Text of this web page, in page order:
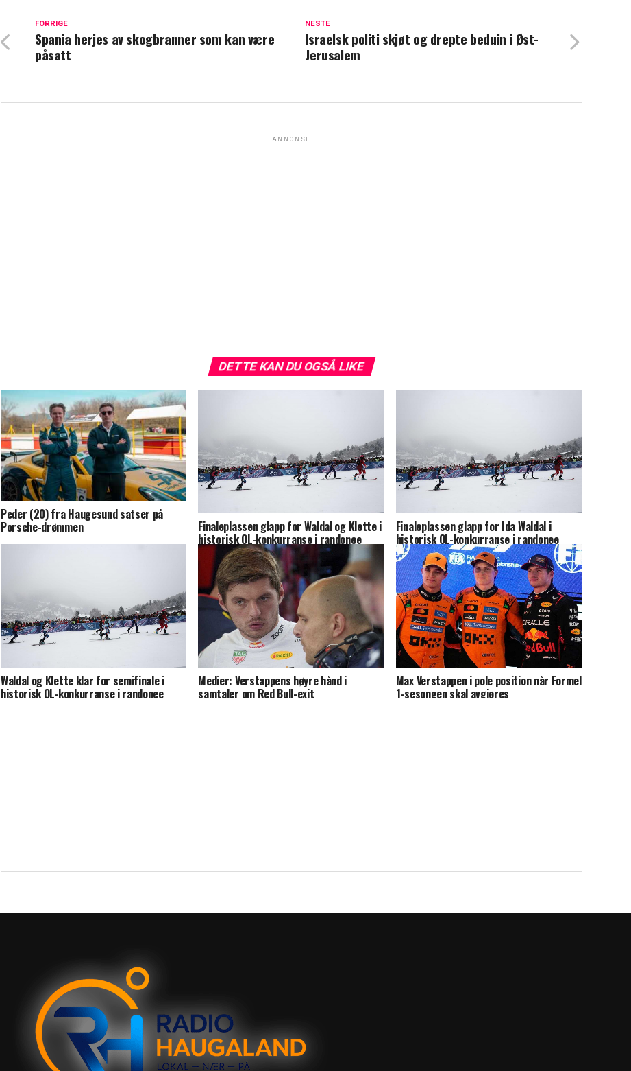
NESTE
Israelsk politi skjøt og drepte beduin i Øst-
Jerusalem
FORRIGE
Spania herjes av skogbranner som kan være
påsatt
ANNONSE
DETTE KAN DU OGSÅ LIKE
Peder (20) fra Haugesund satser på
Porsche-drømmen Finaleplassen glapp for Waldal og Klette i
historisk OL-konkurranse i randonee
Finaleplassen glapp for Ida Waldal i
historisk OL-konkurranse i randonee
Waldal og Klette klar for semifinale i
historisk OL-konkurranse i randonee
Medier: Verstappens høyre hånd i
samtaler om Red Bull-exit
Max Verstappen i pole position når Formel
1-sesongen skal avgjøres